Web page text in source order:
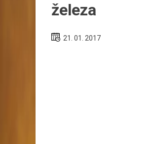
železa
21. 01. 2017